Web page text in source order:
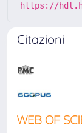
https://
Citazioni